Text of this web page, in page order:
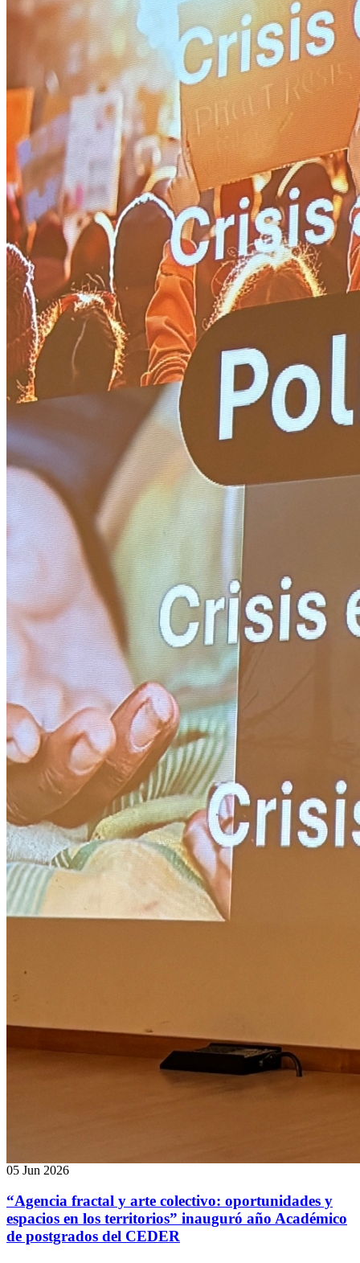
05 Jun 2026
“Agencia fractal y arte colectivo: oportunidades y
espacios en los territorios” inauguró año Académico
de postgrados del CEDER